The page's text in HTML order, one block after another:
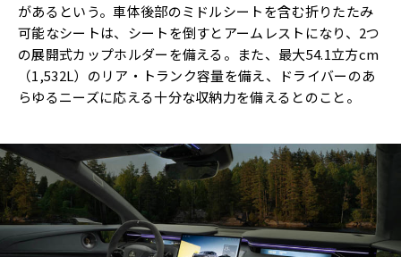
があるという。車体後部のミドルシートを含む折りたたみ
可能なシートは、シートを倒すとアームレストになり、2つ
の展開式カップホルダーを備える。また、最大54.1立方cm
（1,532L）のリア・トランク容量を備え、ドライバーのあ
らゆるニーズに応える十分な収納力を備えるとのこと。